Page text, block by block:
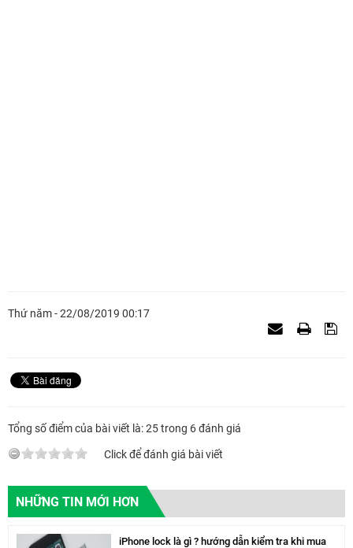
Thứ năm - 22/08/2019 00:17
Tổng số điểm của bài viết là: 25 trong 6 đánh giá
Click để đánh giá bài viết
NHỮNG TIN MỚI HƠN
iPhone lock là gì ? hướng dẫn kiểm tra khi mua